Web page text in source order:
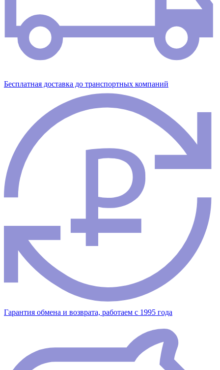
Бесплатная доставка до транспортных компаний
Гарантия обмена и возврата, работаем с 1995 года